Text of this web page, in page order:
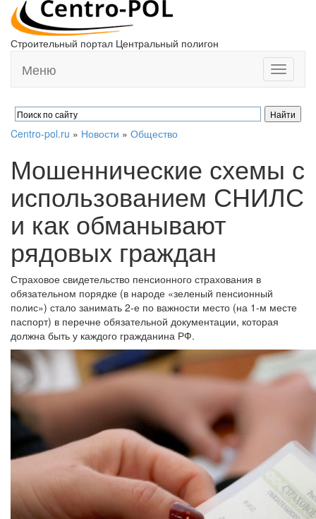
Строительный портал Центральный полигон
Toggle
Меню
Centro-pol.ru » Новости » Общество
Мошеннические схемы с
использованием СНИЛС
и как обманывают
рядовых граждан
Страховое свидетельство пенсионного страхования в
обязательном порядке (в народе «зеленый пенсионный
полис») стало занимать 2-е по важности место (на 1-м месте
паспорт) в перечне обязательной документации, которая
должна быть у каждого гражданина РФ.